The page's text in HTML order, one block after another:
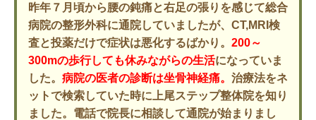
昨年７月頃から腰の鈍痛と右足の張りを感じて総合
病院の整形外科に通院していましたが、CT,MRI検
査と投薬だけで症状は悪化するばかり。 200～
300mの歩行しても休みながらの生活になっていま
した。 病院の医者の診断は坐骨神経痛。 治療法をネ
ットで検索していた時に上尾ステップ整体院を知り
ました。電話で院長に相談して通院が始まりまし